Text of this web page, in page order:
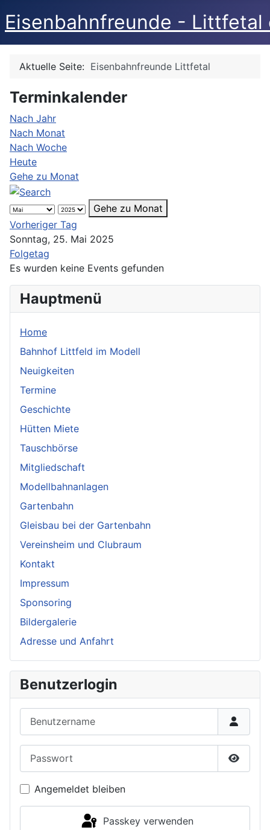
Eisenbahnfreunde - Littfetal
Aktuelle Seite: Eisenbahnfreunde Littfetal
Terminkalender
Nach Jahr
Nach Monat
Nach Woche
Heute
Gehe zu Monat
Gehe zu Monat
Vorheriger Tag
Sonntag, 25. Mai 2025
Folgetag
Es wurden keine Events gefunden
Hauptmenü
Home
Bahnhof Littfeld im Modell
Neuigkeiten
Termine
Geschichte
Hütten Miete
Tauschbörse
Mitgliedschaft
Modellbahnanlagen
Gartenbahn
Gleisbau bei der Gartenbahn
Vereinsheim und Clubraum
Kontakt
Impressum
Sponsoring
Bildergalerie
Adresse und Anfahrt
Benutzerlogin
Angemeldet bleiben
Passkey verwenden